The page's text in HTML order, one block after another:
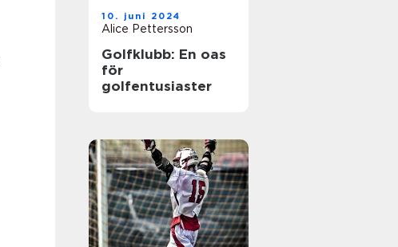
10. juni 2024
Alice Pettersson
Golfklubb: En oas
för
golfentusiaster